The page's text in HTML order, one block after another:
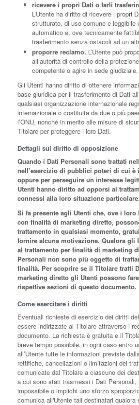
ricevere i propri Dati o farli
L’Utente ha diritto di ricevere i propri
strutturato, di uso comune e leggibile
automatico e, ove tecnicamente
trasferimento senza ostacoli ad un
proporre reclamo. L’Utente può
all’autorità di controllo della
competente o agire in sede giudiziale.
Gli Utenti hanno diritto di ottenere
base giuridica per il trasferimento di Dati
qualsiasi organizzazione internazionale
internazionale o costituita da due o più
l’ONU, nonché in merito alle misure di
Titolare per proteggere i loro Dati.
Dettagli sul diritto di opposizione
Quando i Dati Personali sono trattati
nell’esercizio di pubblici poteri di cui è
oppure per perseguire un interesse
Utenti hanno diritto ad opporsi al
connessi alla loro situazione particolare.
Si fa presente agli Utenti che, ove i loro
con finalità di marketing diretto,
trattamento in qualsiasi momento,
fornire alcuna motivazione. Qualora gli
al trattamento per finalità di marketing
Personali non sono più oggetto di
finalità. Per scoprire se il Titolare tratti
marketing diretto gli Utenti possono
rispettive sezioni di questo documento.
Come esercitare i diritti
Eventuali richieste di esercizio dei diritti
essere indirizzate al Titolare attraverso i
documento. La richiesta è gratuita e il
breve tempo possibile, in ogni caso entro
all’Utente tutte le informazioni previste
rettifiche, cancellazioni o limitazioni del
comunicate dal Titolare a ciascuno dei
a cui sono stati trasmessi i Dati
impossibile o implichi uno sforzo
comunica all'Utente tali destinatari qualora